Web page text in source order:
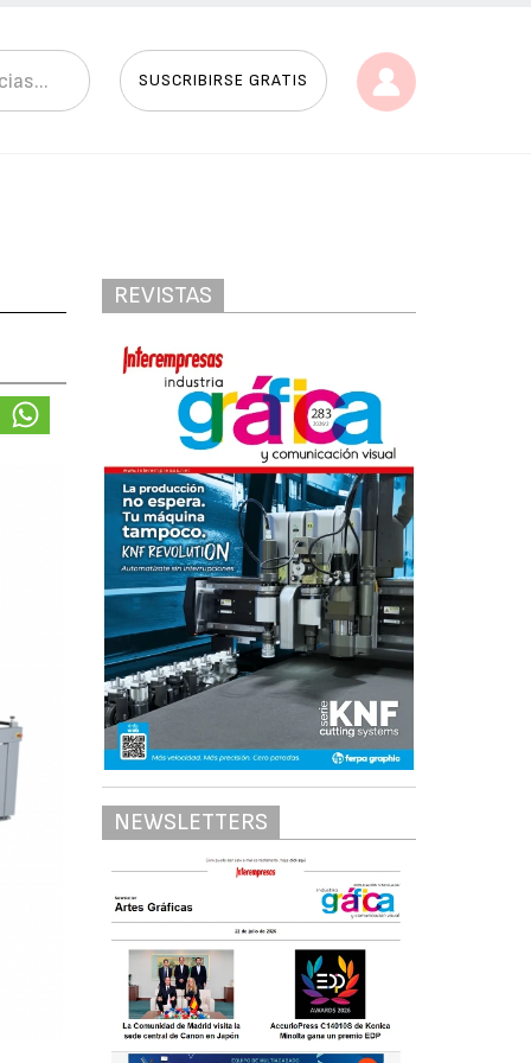
SUSCRIBIRSE GRATIS
REVISTAS
NEWSLETTERS